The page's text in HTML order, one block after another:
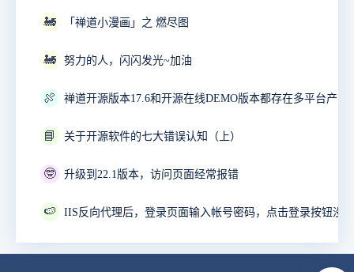
🚂 「禅道小漫画」之 燃尽图
🚂 努力的人，闪闪发光~加油
🍖
📘 关于开源软件的七大错误认知（上）
🤓 升级到22.1版本，访问页面经常报错
🍉